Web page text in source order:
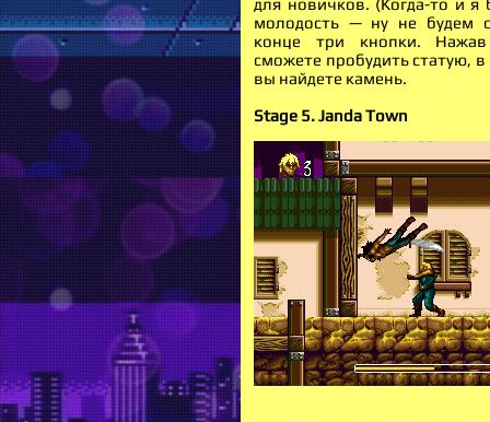
молодость — ну не будем
конце три кнопки.
сможете пробудить статую, в
вы найдете камень.
Stage 5. Janda Town